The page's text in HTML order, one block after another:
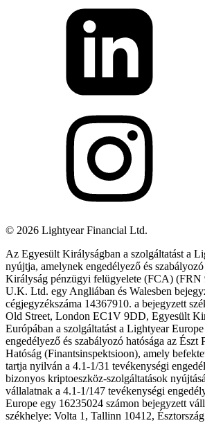
© 2026 Lightyear Financial Ltd.
Az Egyesült Királyságban a szolgáltatást a
nyújtja, amelynek engedélyező és
Királyság pénzügyi felügyelete (FCA) (FRN
U.K. Ltd. egy Angliában és Walesben
cégjegyzékszáma 14367910. a bejegyzett
Old Street, London EC1V 9DD, Egyesült
Európában a szolgáltatást a Lightyear
engedélyező és szabályozó hatósága az Észt
Hatóság (Finantsinspektsioon), amely
tartja nyilván a 4.1-1/31 tevékenységi
bizonyos kriptoeszköz-szolgáltatások
vállalatnak a 4.1-1/147 tevékenységi
Europe egy 16235024 számon bejegyzett
székhelye: Volta 1, Tallinn 10412,